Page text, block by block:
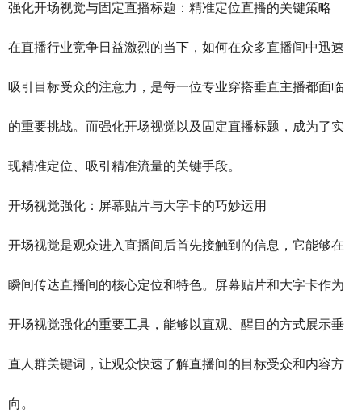
强化开场视觉与固定直播标题：精准定位直播的关键策略
在直播行业竞争日益激烈的当下，如何在众多直播间中迅速
吸引目标受众的注意力，是每一位专业穿搭垂直主播都面临
的重要挑战。而强化开场视觉以及固定直播标题，成为了实
现精准定位、吸引精准流量的关键手段。
开场视觉强化：屏幕贴片与大字卡的巧妙运用
开场视觉是观众进入直播间后首先接触到的信息，它能够在
瞬间传达直播间的核心定位和特色。屏幕贴片和大字卡作为
开场视觉强化的重要工具，能够以直观、醒目的方式展示垂
直人群关键词，让观众快速了解直播间的目标受众和内容方
向。